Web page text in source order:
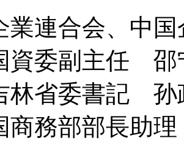
連合会、中
資委副主任
林省委書記
商務部部長助